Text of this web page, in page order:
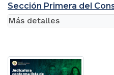
Sección Primera del
Más detalles